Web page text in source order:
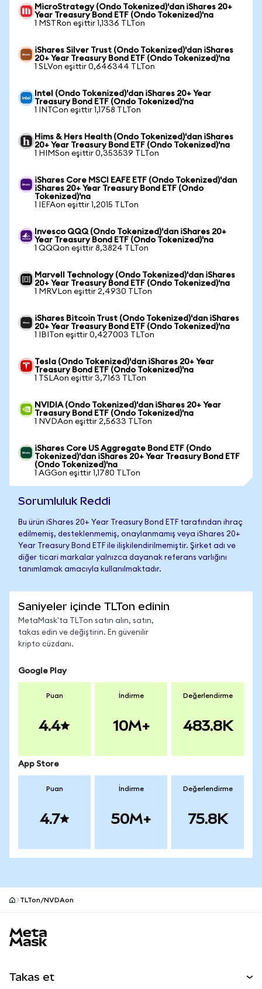
MicroStrategy (Ondo Tokenized)'dan iShares 20+
Year Treasury Bond ETF (Ondo Tokenized)'na
1 MSTRon eşittir 1,1336 TLTon
iShares Silver Trust (Ondo Tokenized)'dan iShares
20+ Year Treasury Bond ETF (Ondo Tokenized)'na
1 SLVon eşittir 0,646344 TLTon
Intel (Ondo Tokenized)'dan iShares 20+ Year
Treasury Bond ETF (Ondo Tokenized)'na
1 INTCon eşittir 1,1758 TLTon
Hims & Hers Health (Ondo Tokenized)'dan iShares
20+ Year Treasury Bond ETF (Ondo Tokenized)'na
1 HIMSon eşittir 0,353539 TLTon
iShares Core MSCI EAFE ETF (Ondo Tokenized)'dan
iShares 20+ Year Treasury Bond ETF (Ondo
Tokenized)'na
1 IEFAon eşittir 1,2015 TLTon
Invesco QQQ (Ondo Tokenized)'dan iShares 20+
Year Treasury Bond ETF (Ondo Tokenized)'na
1 QQQon eşittir 8,3824 TLTon
Marvell Technology (Ondo Tokenized)'dan iShares
20+ Year Treasury Bond ETF (Ondo Tokenized)'na
1 MRVLon eşittir 2,4930 TLTon
iShares Bitcoin Trust (Ondo Tokenized)'dan iShares
20+ Year Treasury Bond ETF (Ondo Tokenized)'na
1 IBITon eşittir 0,427003 TLTon
Tesla (Ondo Tokenized)'dan iShares 20+ Year
Treasury Bond ETF (Ondo Tokenized)'na
1 TSLAon eşittir 3,7163 TLTon
NVIDIA (Ondo Tokenized)'dan iShares 20+ Year
Treasury Bond ETF (Ondo Tokenized)'na
1 NVDAon eşittir 2,5633 TLTon
iShares Core US Aggregate Bond ETF (Ondo
Tokenized)'dan iShares 20+ Year Treasury Bond ETF
(Ondo Tokenized)'na
1 AGGon eşittir 1,1780 TLTon
Sorumluluk Reddi
Bu ürün iShares 20+ Year Treasury Bond ETF tarafından ihraç
edilmemiş, desteklenmemiş, onaylanmamış veya iShares 20+
Year Treasury Bond ETF ile ilişkilendirilmemiştir. Şirket adı ve
diğer ticari markalar yalnızca dayanak referans varlığını
tanımlamak amacıyla kullanılmaktadır.
Saniyeler içinde TLTon edinin
MetaMask'ta TLTon satın alın, satın,
takas edin ve değiştirin. En güvenilir
kripto cüzdanı.
Google Play
Puan
4.4
İndirme
10M+
Değerlendirme
483.8K
App Store
Puan
4.7
İndirme
50M+
Değerlendirme
75.8K
TLTon/NVDAon
Takas et